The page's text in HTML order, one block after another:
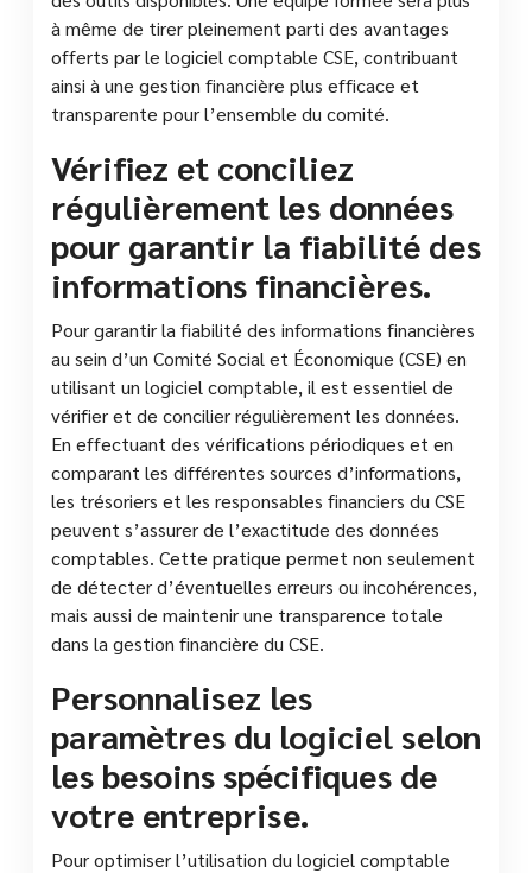
à même de tirer pleinement parti des avantages
offerts par le logiciel comptable CSE, contribuant
ainsi à une gestion financière plus efficace et
transparente pour l’ensemble du comité.
Vérifiez et conciliez
régulièrement les données
pour garantir la fiabilité des
informations financières.
Pour garantir la fiabilité des informations financières
au sein d’un Comité Social et Économique (CSE) en
utilisant un logiciel comptable, il est essentiel de
vérifier et de concilier régulièrement les données.
En effectuant des vérifications périodiques et en
comparant les différentes sources d’informations,
les trésoriers et les responsables financiers du CSE
peuvent s’assurer de l’exactitude des données
comptables. Cette pratique permet non seulement
de détecter d’éventuelles erreurs ou incohérences,
mais aussi de maintenir une transparence totale
dans la gestion financière du CSE.
Personnalisez les
paramètres du logiciel selon
les besoins spécifiques de
votre entreprise.
Pour optimiser l’utilisation du logiciel comptable